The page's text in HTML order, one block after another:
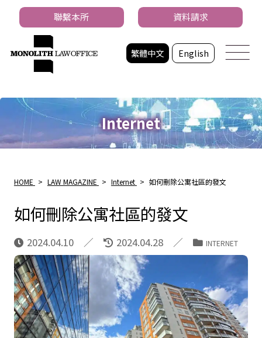
繁體中文 English
聯繫本所 資料請求
Internet
HOME > LAW MAGAZINE > Internet > 如何刪除公寓社區的發文
如何刪除公寓社區的發文
2024.04.10 2024.04.28 INTERNET